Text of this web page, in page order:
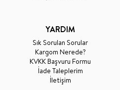
YARDIM
Sık Sorulan Sorular
Kargom Nerede?
KVKK Başvuru Formu
İade Taleplerim
İletişim